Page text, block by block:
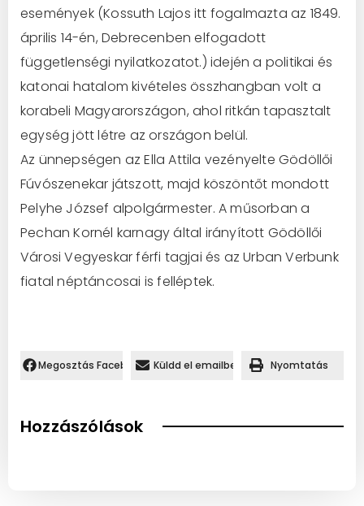
események (Kossuth Lajos itt fogalmazta az 1849.
április 14-én, Debrecenben elfogadott
függetlenségi nyilatkozatot.) idején a politikai és
katonai hatalom kivételes összhangban volt a
korabeli Magyarországon, ahol ritkán tapasztalt
egység jött létre az országon belül.
Az ünnepségen az Ella Attila vezényelte Gödöllői
Fúvószenekar játszott, majd köszöntőt mondott
Pelyhe József alpolgármester. A műsorban a
Pechan Kornél karnagy által irányított Gödöllői
Városi Vegyeskar férfi tagjai és az Urban Verbunk
fiatal néptáncosai is felléptek.
Megosztás Facebookon.Küldd el emailben Nyomtatás
Hozzászólások